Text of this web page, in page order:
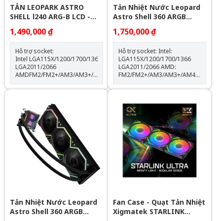
TẢN LEOPARK ASTRO
SHELL l240 ARG-B LCD -
1,490,000 ₫
Hỗ trợ socket:
Intel LGA115X/1200/1700/1366
LGA2011/2066
AMDFM2/FM2+/AM3/AM3+/AM4/AM5
Thông số kỹ thuật: Kích thước
quạt: 120*120*25mm Tốc độ
Lưu lượng gió: 64.3CFM Tuổi
thọ quạt: 40.000 giờ Độ ồn:
31.5dBA Vòng bi: Hydraulic
Tuổi thọ máy bơm: 30.000 giờ
độ ồn: 30dBA tốc độ bơm:
2400 +- 10%
Tản Nhiệt Nước Leopard
Astro Shell 360 ARGB
Digital LCD - White
1,750,000 ₫
Hỗ trợ socket: Intel:
LGA115X/1200/1700/1366
LGA2011/2066 AMD:
FM2/FM2+/AM3/AM3+/AM4/AM5
Kích thước khối rad:
397*120*60.5mm Kích thước
quạt: 600-2000RPM +-10%
Lưu lượng gió: 64.3CFM Tuổi
thọ quạt: 40.000 giờ Độ ồn:
31.5dBA Vòng bi: Hydraulic
Tuổi thọ máy bơm: 30.000 giờ
Độ ồn: 30dBA Tốc độ bơm:
2400 +- 10%
Tản Nhiệt Nước Leopard
Astro Shell 360 ARGB
Fan Case - Quạt Tản Nhiệt
Xigmatek STARLINK